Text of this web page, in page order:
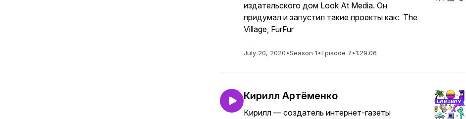
издательского дом Look At Media. Он
придумал и запустил такие проекты как: The
Village, FurFur
July 20, 2020•Season 1•Episode 7•1:29:06
Кирилл Артёменко
Кирилл — создатель интернет-газеты